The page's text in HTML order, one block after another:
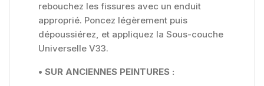
rebouchez les fissures avec un enduit
approprié. Poncez légèrement puis
dépoussiérez, et appliquez la Sous-couche
Universelle V33.
• SUR ANCIENNES PEINTURES :